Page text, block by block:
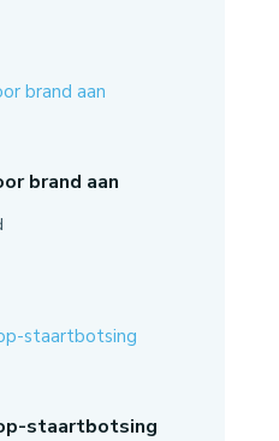
brand aan
staartbotsing